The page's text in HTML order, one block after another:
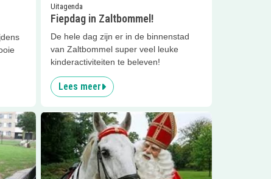
Uitagenda
Fiepdag in Zaltbommel!
De hele dag zijn er in de binnenstad
van Zaltbommel super veel leuke
kinderactiviteiten te beleven!
Lees meer
Lees meerAmerigo!